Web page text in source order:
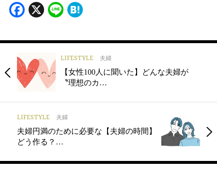
Facebook
X Line
LIFESTYLE 夫婦
【女性100人に聞いた】どんな夫婦が
〝理想のカ…
LIFESTYLE 夫婦
夫婦円満のために必要な【夫婦の時間】
どう作る？…